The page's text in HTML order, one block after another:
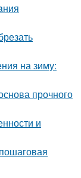
на зиму:
прочного
и